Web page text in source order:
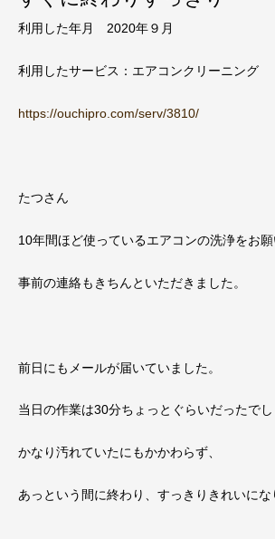
利用した年月 2020年９月
利用したサービス：エアコンクリーニング
https://ouchipro.com/serv/3810/
たつさん
10年間ほど使っているエアコンの洗浄をお願
事前の連絡もきちんといただきました。
前日にもメールが届いていました。
当日の作業は30分ちょっとぐらいだったでし
かなり汚れていたにもかかわらず、
あっという間に終わり、すっきりきれいにな